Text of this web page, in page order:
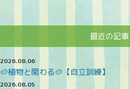
最近の記事
2026.08.06
🥔植物と関わる🥔【自立訓練】
2026.08.05